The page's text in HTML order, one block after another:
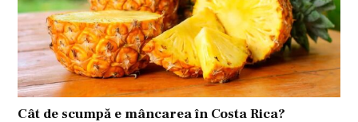
Cât de scumpă e mâncarea în Costa Rica?